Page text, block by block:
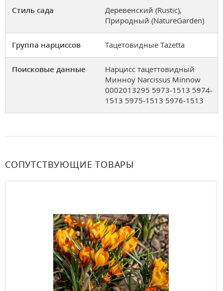
Стиль сада
Деревенский (Rustic),
Природный (NatureGarden)
Группа нарциссов Тацетовидные Tazetta
Поисковые данные
Нарцисс тацеттовидный
Минноу Narcissus Minnow
0002013295 5973-1513 5974-
1513 5975-1513 5976-1513
СОПУТСТВУЮЩИЕ ТОВАРЫ